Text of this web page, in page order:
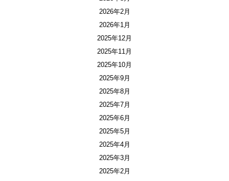
2026年2月
2026年1月
2025年12月
2025年11月
2025年10月
2025年9月
2025年8月
2025年7月
2025年6月
2025年5月
2025年4月
2025年3月
2025年2月